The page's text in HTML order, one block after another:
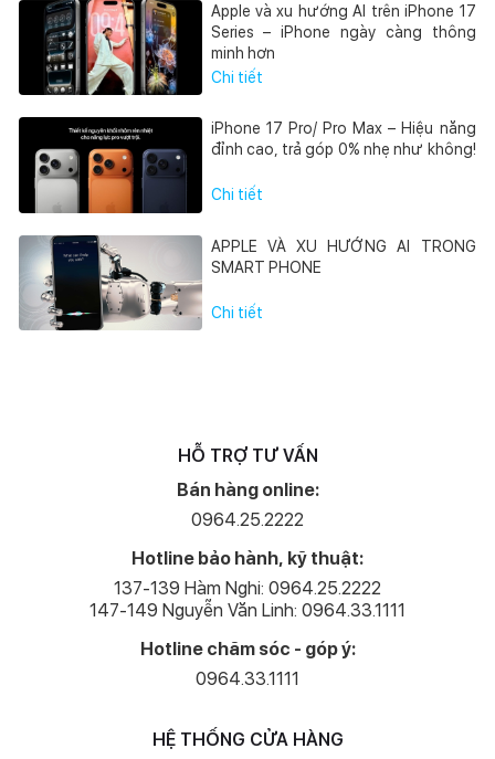
Apple và xu hướng AI trên iPhone 17
Series – iPhone ngày càng thông
minh hơn
Chi tiết
iPhone 17 Pro/ Pro Max – Hiệu năng
đỉnh cao, trả góp 0% nhẹ như không!
Chi tiết
APPLE VÀ XU HƯỚNG AI TRONG
SMART PHONE
Chi tiết
HỖ TRỢ TƯ VẤN
Bán hàng online:
0964.25.2222
Hotline bảo hành, kỹ thuật:
137-139 Hàm Nghi: 0964.25.2222
147-149 Nguyễn Văn Linh: 0964.33.1111
Hotline chăm sóc - góp ý:
0964.33.1111
HỆ THỐNG CỬA HÀNG